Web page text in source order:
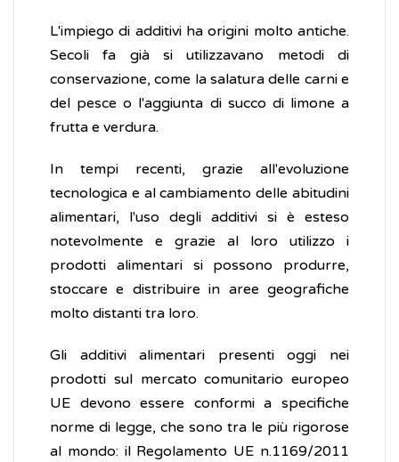
L'impiego di additivi ha origini molto antiche.
Secoli fa già si utilizzavano metodi di
conservazione, come la salatura delle carni e
del pesce o l'aggiunta di succo di limone a
frutta e verdura.
In tempi recenti, grazie all'evoluzione
tecnologica e al cambiamento delle abitudini
alimentari, l'uso degli additivi si è esteso
notevolmente e grazie al loro utilizzo i
prodotti alimentari si possono produrre,
stoccare e distribuire in aree geografiche
molto distanti tra loro.
Gli additivi alimentari presenti oggi nei
prodotti sul mercato comunitario europeo
UE devono essere conformi a specifiche
norme di legge, che sono tra le più rigorose
al mondo: il Regolamento UE n.1169/2011